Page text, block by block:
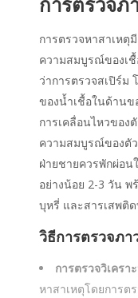
การตรวจหาสาเหตุ
ความสมบูรณ์ของเชื้
ว่าการตรวจสเปิร์
ของน้ำเชื้อในด้านข
การเคลื่อนไหวของ
ความสมบูรณ์ของตัว
ฝ่ายชายควรพักผ่อน
อย่างน้อย 2-3 วัน พ
บุหรี่ และสารเสพติ
วิธีการตรวจภ
การตรวจวิเคร
หาสาเหตุโดยการต